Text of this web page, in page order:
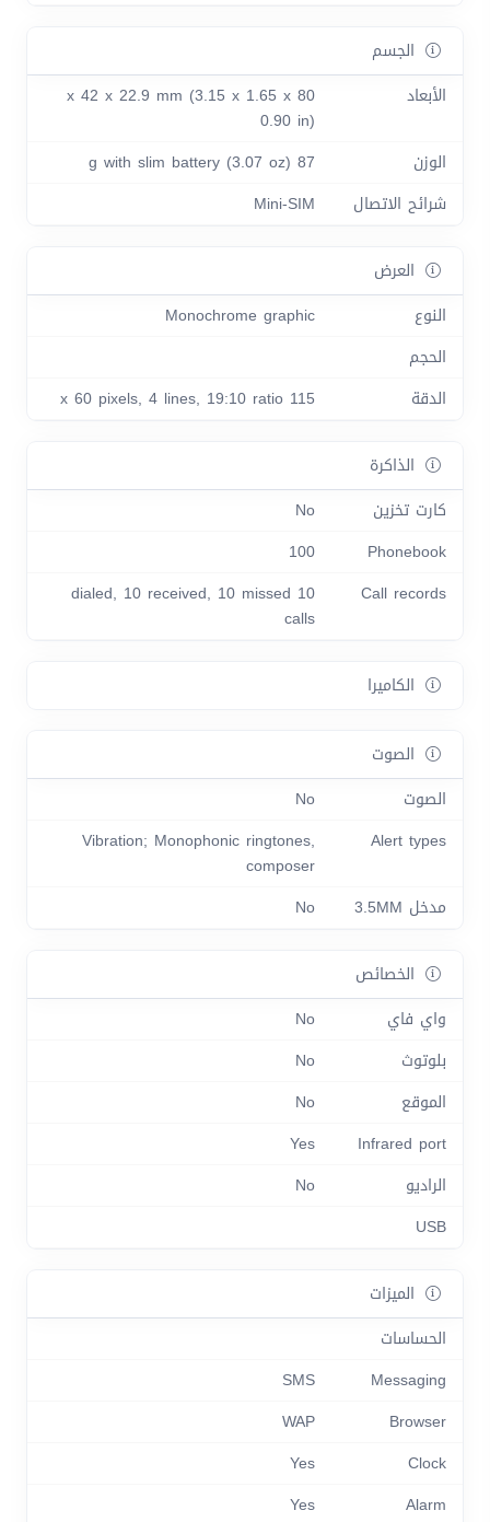
الجسم
الأبعاد
80 x 42 x 22.9 mm (3.15 x 1.65 x
0.90 in)
الوزن
87 g with slim battery (3.07 oz)
شرائح الاتصال
Mini-SIM
العرض
النوع
Monochrome graphic
الحجم
الدقة
115 x 60 pixels, 4 lines, 19:10 ratio
الذاكرة
كارت تخزين
No
Phonebook
100
Call records
10 dialed, 10 received, 10 missed
calls
الكاميرا
الصوت
الصوت
No
Alert types
Vibration; Monophonic ringtones,
composer
مدخل 3.5MM
No
الخصائص
واي فاي
No
بلوتوث
No
الموقع
No
Infrared port
Yes
الراديو
No
USB
الميزات
الحساسات
Messaging
SMS
Browser
WAP
Clock
Yes
Alarm
Yes